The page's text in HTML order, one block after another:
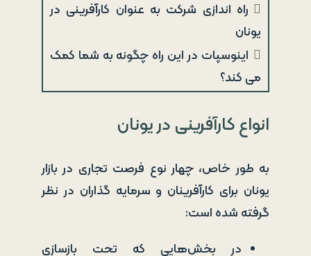
راه اندازی شرکت به عنوان کارآفرینی در
یونان
اینوسپات در این راه چگونه به شما کمک
می کند؟
انواع کارآفرینی در یونان
به طور خاص، چهار نوع فرصت تجاری در بازار
یونان برای کارآفرینان و سرمایه گذاران در نظر
گرفته شده است:
در بخش‌هایی که تحت بازسازی